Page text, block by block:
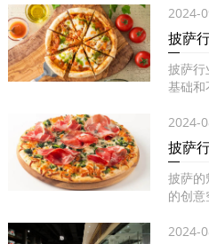
2024-
披萨
披萨行
基础和
2024-
披萨
披萨的
的创
2024-